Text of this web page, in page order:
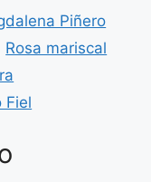
Piñero
Rosa mariscal
Fiel